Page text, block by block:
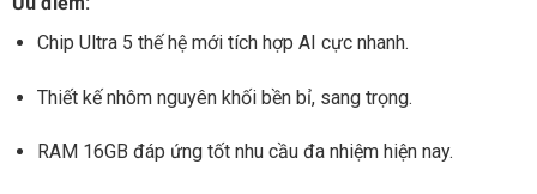
Chip Ultra 5 thế hệ mới tích hợp AI cực nhanh.
Thiết kế nhôm nguyên khối bền bỉ, sang trọng.
RAM 16GB đáp ứng tốt nhu cầu đa nhiệm hiện nay.